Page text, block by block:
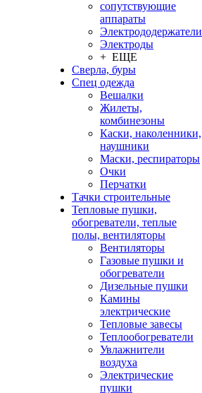
сопутствующие
аппараты
Электрододержатели
Электроды
+ ЕЩЕ
Сверла, буры
Спец одежда
Вешалки
Жилеты,
комбинезоны
Каски, наколенники,
наушники
Маски, респираторы
Очки
Перчатки
Тачки строительные
Тепловые пушки,
обогреватели, теплые
полы, вентиляторы
Вентиляторы
Газовые пушки и
обогреватели
Дизельные пушки
Камины
электрические
Тепловые завесы
Теплообогреватели
Увлажнители
воздуха
Электрические
пушки